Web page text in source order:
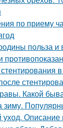
по приему
польза и
Какой
зиму.
Описание